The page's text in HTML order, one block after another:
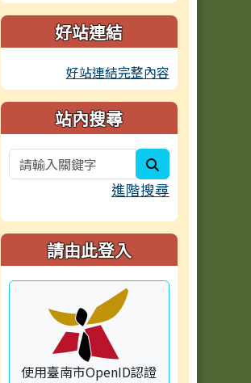
好站連結
好站連結完整內容
站內搜尋
進階搜尋
請由此登入
使用臺南市OpenID認證